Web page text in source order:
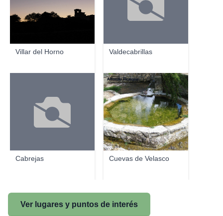
Villar del Horno Valdecabrillas
Cabrejas Cuevas de Velasco
Alfonso Pitarque
Ver lugares y puntos de interés